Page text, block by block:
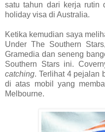
satu tahun dari kerja rutin
holiday visa di Australia.
Ketika kemudian saya
Under The Southern
Gramedia dan seneng
Southern Stars ini.
catching. Terlihat 4 pejalan
di atas mobil yang
Melbourne.